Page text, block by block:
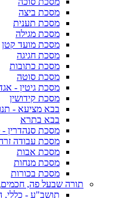
מסכת ביצה
מסכת תענית
מסכת מגילה
מסכת מועד קטן
מסכת חגיגה
מסכת כתובות
מסכת סוטה
מסכת גיטין -
מסכת קידושין
בבא מציעא -
בבא בתרא
מסכת סנהדרין
מסכת עבודה
מסכת אבות
מסכת מנחות
מסכת בכורות
תורה שבעל פה, חכמים
תושב"ע - כללי,